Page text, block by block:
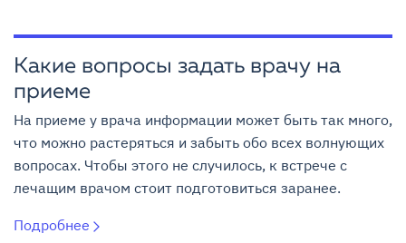
Какие вопросы задать врачу на
приеме
На приеме у врача информации может быть так много,
что можно растеряться и забыть обо всех волнующих
вопросах. Чтобы этого не случилось, к встрече с
лечащим врачом стоит подготовиться заранее.
Подробнее